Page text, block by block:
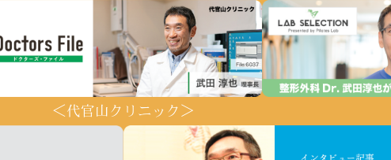
＜代官山クリニック＞